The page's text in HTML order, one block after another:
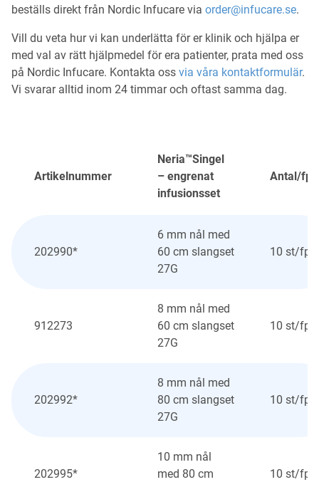
beställs direkt från Nordic Infucare via order@infucare.se.
Vill du veta hur vi kan underlätta för er klinik och hjälpa er
med val av rätt hjälpmedel för era patienter, prata med oss
på Nordic Infucare. Kontakta oss via våra kontaktformulär.
Vi svarar alltid inom 24 timmar och oftast samma dag.
Artikelnummer
Neria™Singel
– engrenat
infusionsset
Antal/fp
202990*
6 mm nål med
60 cm slangset
27G
10 st/fp
912273
8 mm nål med
60 cm slangset
27G
10 st/fp
202992*
8 mm nål med
80 cm slangset
27G
10 st/fp
202995*
10 mm nål
med 80 cm
10 st/fp